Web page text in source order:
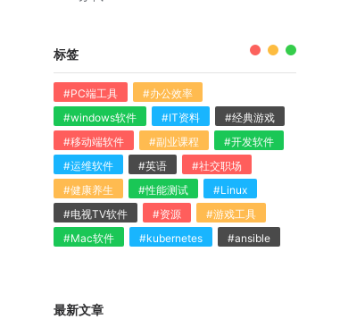
标签
#PC端工具
#办公效率
#windows软件
#IT资料
#经典游戏
#移动端软件
#副业课程
#开发软件
#运维软件
#英语
#社交职场
#健康养生
#性能测试
#Linux
#电视TV软件
#资源
#游戏工具
#Mac软件
#kubernetes #ansible
最新文章